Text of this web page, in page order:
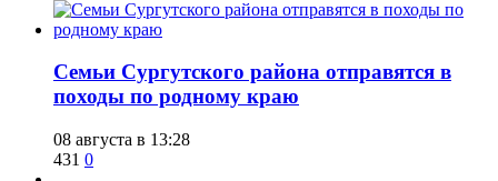
​Семьи Сургутского района отправятся в
походы по родному краю
08 августа в 13:28
431 0